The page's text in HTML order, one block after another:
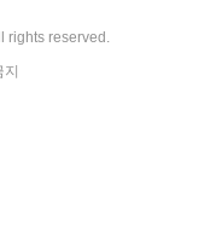
reserved.
지